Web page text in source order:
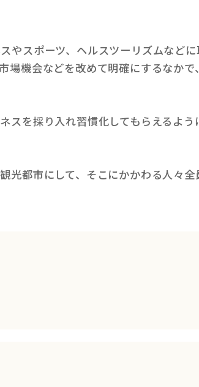
やスポーツ、ヘルスツーリズムなど
機会などを改めて明確にするなか
スを採り入れ習慣化してもらえるよう
光都市にして、そこにかかわる人々